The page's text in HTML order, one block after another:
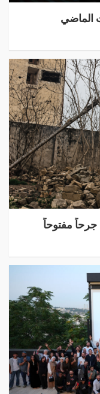
الماضي
جرحاً مفتوحاً